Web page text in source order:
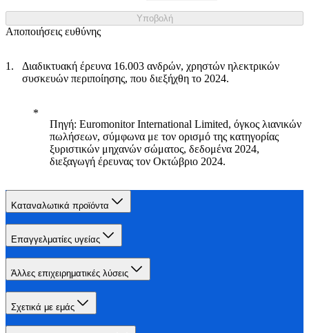
Υποβολή
Αποποιήσεις ευθύνης
Διαδικτυακή έρευνα 16.003 ανδρών, χρηστών ηλεκτρικών
συσκευών περιποίησης, που διεξήχθη το 2024.
Πηγή: Euromonitor International Limited, όγκος λιανικών
πωλήσεων, σύμφωνα με τον ορισμό της κατηγορίας
ξυριστικών μηχανών σώματος, δεδομένα 2024,
διεξαγωγή έρευνας τον Οκτώβριο 2024.
Καταναλωτικά προϊόντα
Επαγγελματίες υγείας
Άλλες επιχειρηματικές λύσεις
Σχετικά με εμάς